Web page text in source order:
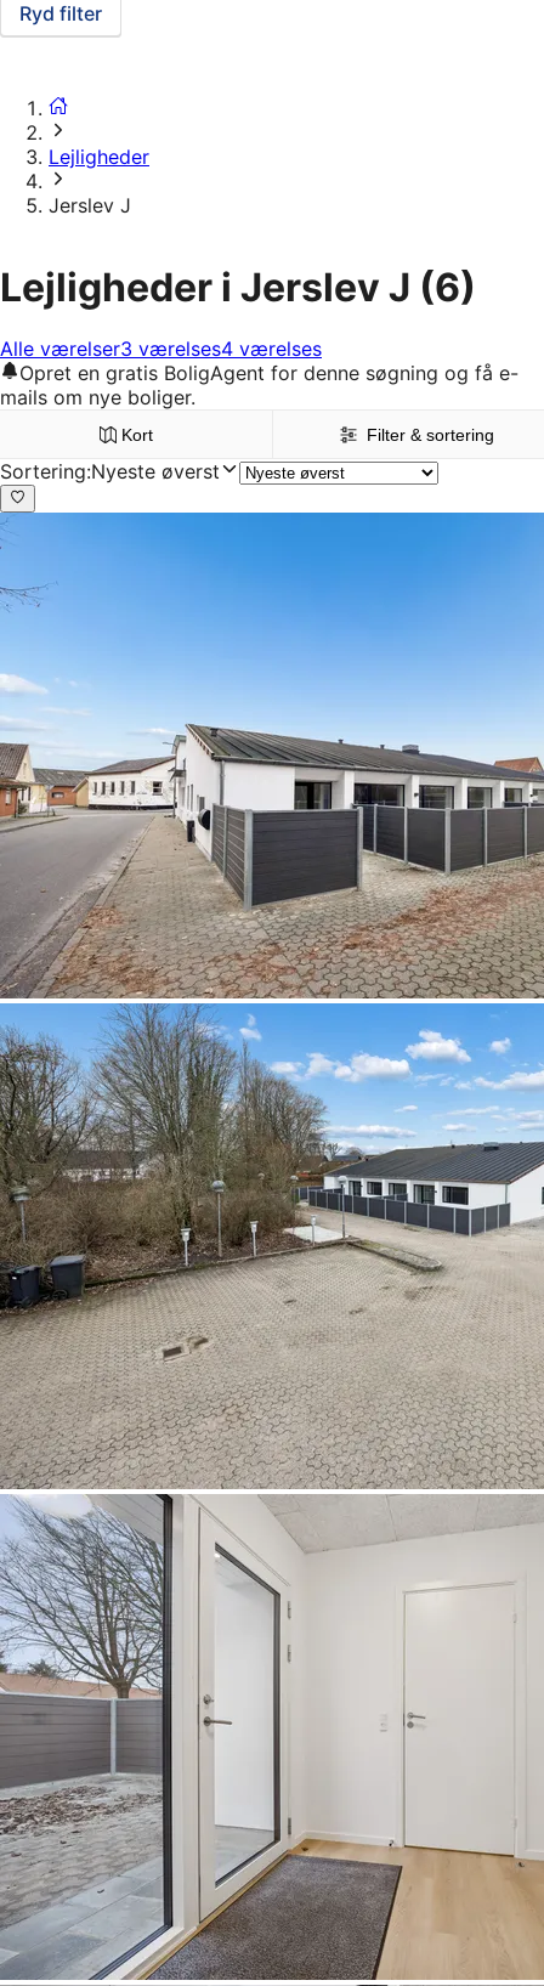
Ryd filter
Lejligheder
Jerslev J
Lejligheder i Jerslev J (6)
Alle værelser3 værelses4 værelses
Opret en gratis BoligAgent for denne søgning og få e-
mails om nye boliger.
Kort Filter & sortering
Sortering:Nyeste øverst